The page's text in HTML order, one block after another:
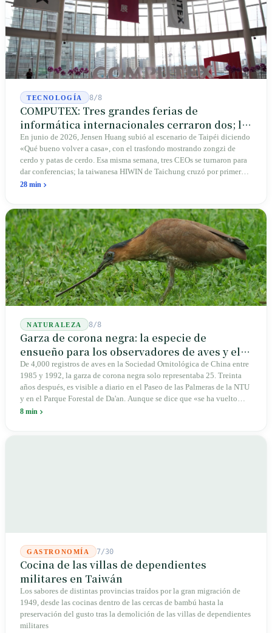
TECNOLOGÍA 8/8
COMPUTEX: Tres grandes ferias de
informática internacionales cerraron dos; la
que queda crece en Taipéi
En junio de 2026, Jensen Huang subió al escenario de Taipéi diciendo
«Qué bueno volver a casa», con el trasfondo mostrando zongzi de
cerdo y patas de cerdo. Esa misma semana, tres CEOs se turnaron para
dar conferencias; la taiwanesa HIWIN de Taichung cruzó por primera
vez la frontera para conectar reductores a las articulaciones de los
porque está arraigada en la isla donde se ensambla realmente el 90%
de los servidores de IA del mundo.
28 min
NATURALEZA 8/8
Garza de corona negra: la especie de
ensueño para los observadores de aves y el
«ave torpe» del campus
De 4,000 registros de aves en la Sociedad Ornitológica de China entre
1985 y 1992, la garza de corona negra solo representaba 25. Treinta
años después, es visible a diario en el Paseo de las Palmeras de la NTU
y en el Parque Forestal de Da'an. Aunque se dice que «se ha vuelto
valiente», la investigación de Yuan Hsiao-wei (NTU) desde 2010
8 min
GASTRONOMÍA 7/30
Cocina de las villas de dependientes
militares en Taiwán
Los sabores de distintas provincias traídos por la gran migración de
1949, desde las cocinas dentro de las cercas de bambú hasta la
preservación del gusto tras la demolición de las villas de dependientes
militares